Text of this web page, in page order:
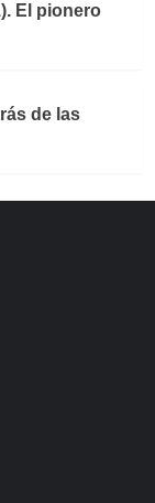
El pionero
de las